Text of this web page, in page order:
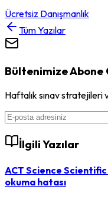
Ücretsiz Danışmanlık
Tüm Yazılar
Bültenimize Abone
Haftalık sınav stratejileri
İlgili Yazılar
ACT Science
okuma hatası